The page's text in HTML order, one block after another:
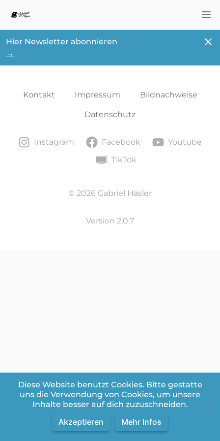
Hier Newsletter abonnieren
→
Kontakt Impressum Bildnachweise
Datenschutz
Instagram
Instagram Facebook
Facebook YoutubeYoutube
TikTokTikTok
© 2026 Gabriel Häsler
Version 2.0.7
Diese Website benutzt Cookies. Bitte gestatte
uns die Verwendung von Cookies, um unsere
Inhalte besser auf dich zuzuschneiden.
Akzeptieren Mehr Infos